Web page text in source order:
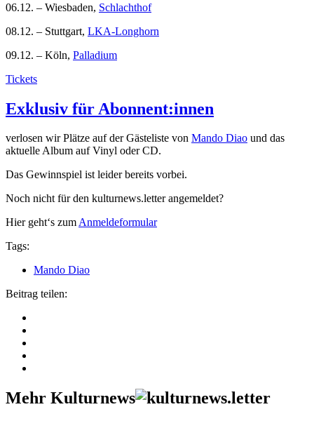
06.12. – Wiesbaden, Schlachthof
08.12. – Stuttgart, LKA-Longhorn
09.12. – Köln, Palladium
Tickets
Exklusiv für Abonnent:innen
verlosen wir Plätze auf der Gästeliste von Mando Diao und das
aktuelle Album auf Vinyl oder CD.
Das Gewinnspiel ist leider bereits vorbei.
Noch nicht für den kulturnews.letter angemeldet?
Hier geht‘s zumAnmeldeformular
Tags:
Mando Diao
Beitrag teilen:
Mehr Kulturnews